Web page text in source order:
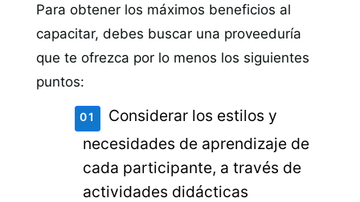
Para obtener los máximos beneficios al
capacitar, debes buscar una proveeduría
que te ofrezca por lo menos los siguientes
puntos:
Considerar los estilos y
necesidades de aprendizaje de
cada participante, a través de
actividades didácticas